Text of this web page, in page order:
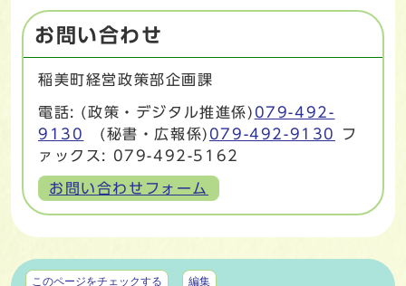
お問い合わせ
稲美町経営政策部企画課
電話: (政策・デジタル推進係) 079-492-
9130
(秘書・広報係) 079-492-9130
フ
ァックス: 079-492-5162
お問い合わせフォーム
マイページ
このページをチェックする 編集